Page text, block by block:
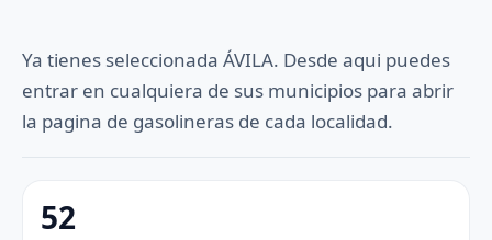
Ya tienes seleccionada ÁVILA. Desde aqui puedes
entrar en cualquiera de sus municipios para abrir
la pagina de gasolineras de cada localidad.
52